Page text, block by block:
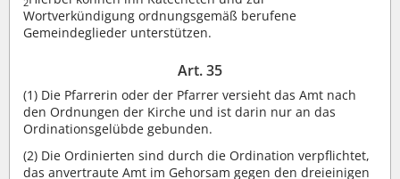
Wortverkündigung ordnungsgemäß berufene
Gemeindeglieder unterstützen.
Art. 35
(1) Die Pfarrerin oder der Pfarrer versieht das Amt nach
den Ordnungen der Kirche und ist darin nur an das
Ordinationsgelübde gebunden.
(2) Die Ordinierten sind durch die Ordination verpflichtet,
das anvertraute Amt im Gehorsam gegen den dreieinigen